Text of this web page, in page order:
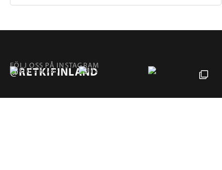
FÖLJ OSS PÅ INSTAGRAM
@RETKIFINLAND